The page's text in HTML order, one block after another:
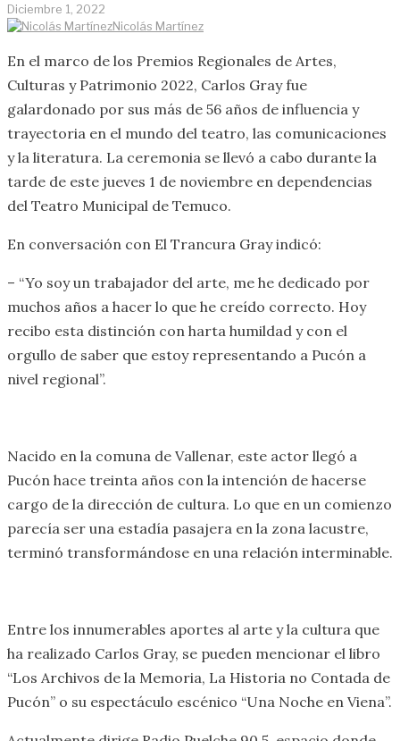
Diciembre 1, 2022
Nicolás Martínez
En el marco de los Premios Regionales de Artes,
Culturas y Patrimonio 2022, Carlos Gray fue
galardonado por sus más de 56 años de influencia y
trayectoria en el mundo del teatro, las comunicaciones
y la literatura. La ceremonia se llevó a cabo durante la
tarde de este jueves 1 de noviembre en dependencias
del Teatro Municipal de Temuco.
En conversación con El Trancura Gray indicó:
– “Yo soy un trabajador del arte, me he dedicado por
muchos años a hacer lo que he creído correcto. Hoy
recibo esta distinción con harta humildad y con el
orgullo de saber que estoy representando a Pucón a
nivel regional”.
Nacido en la comuna de Vallenar, este actor llegó a
Pucón hace treinta años con la intención de hacerse
cargo de la dirección de cultura. Lo que en un comienzo
parecía ser una estadía pasajera en la zona lacustre,
terminó transformándose en una relación interminable.
Entre los innumerables aportes al arte y la cultura que
ha realizado Carlos Gray, se pueden mencionar el libro
“Los Archivos de la Memoria, La Historia no Contada de
Pucón” o su espectáculo escénico “Una Noche en Viena”.